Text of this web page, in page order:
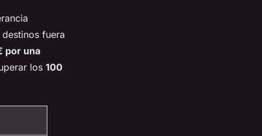
fuera
por una
los 100